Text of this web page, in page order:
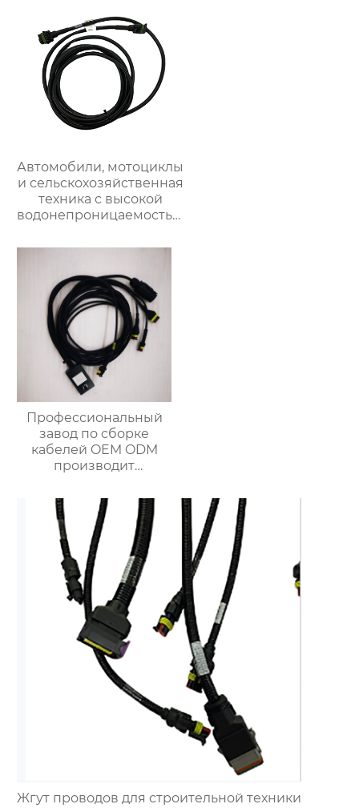
Автомобили, мотоциклы
и сельскохозяйственная
техника с высокой
водонепроницаемостью
Профессиональный
завод по сборке
кабелей OEM ODM
производит
проводов по
индивидуальному
заказу.
Жгут проводов для строительной техники